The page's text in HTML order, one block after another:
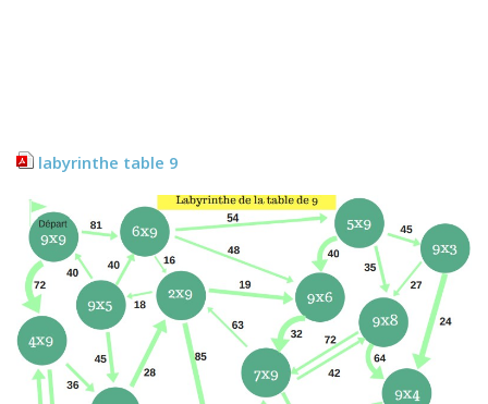
labyrinthe table 9